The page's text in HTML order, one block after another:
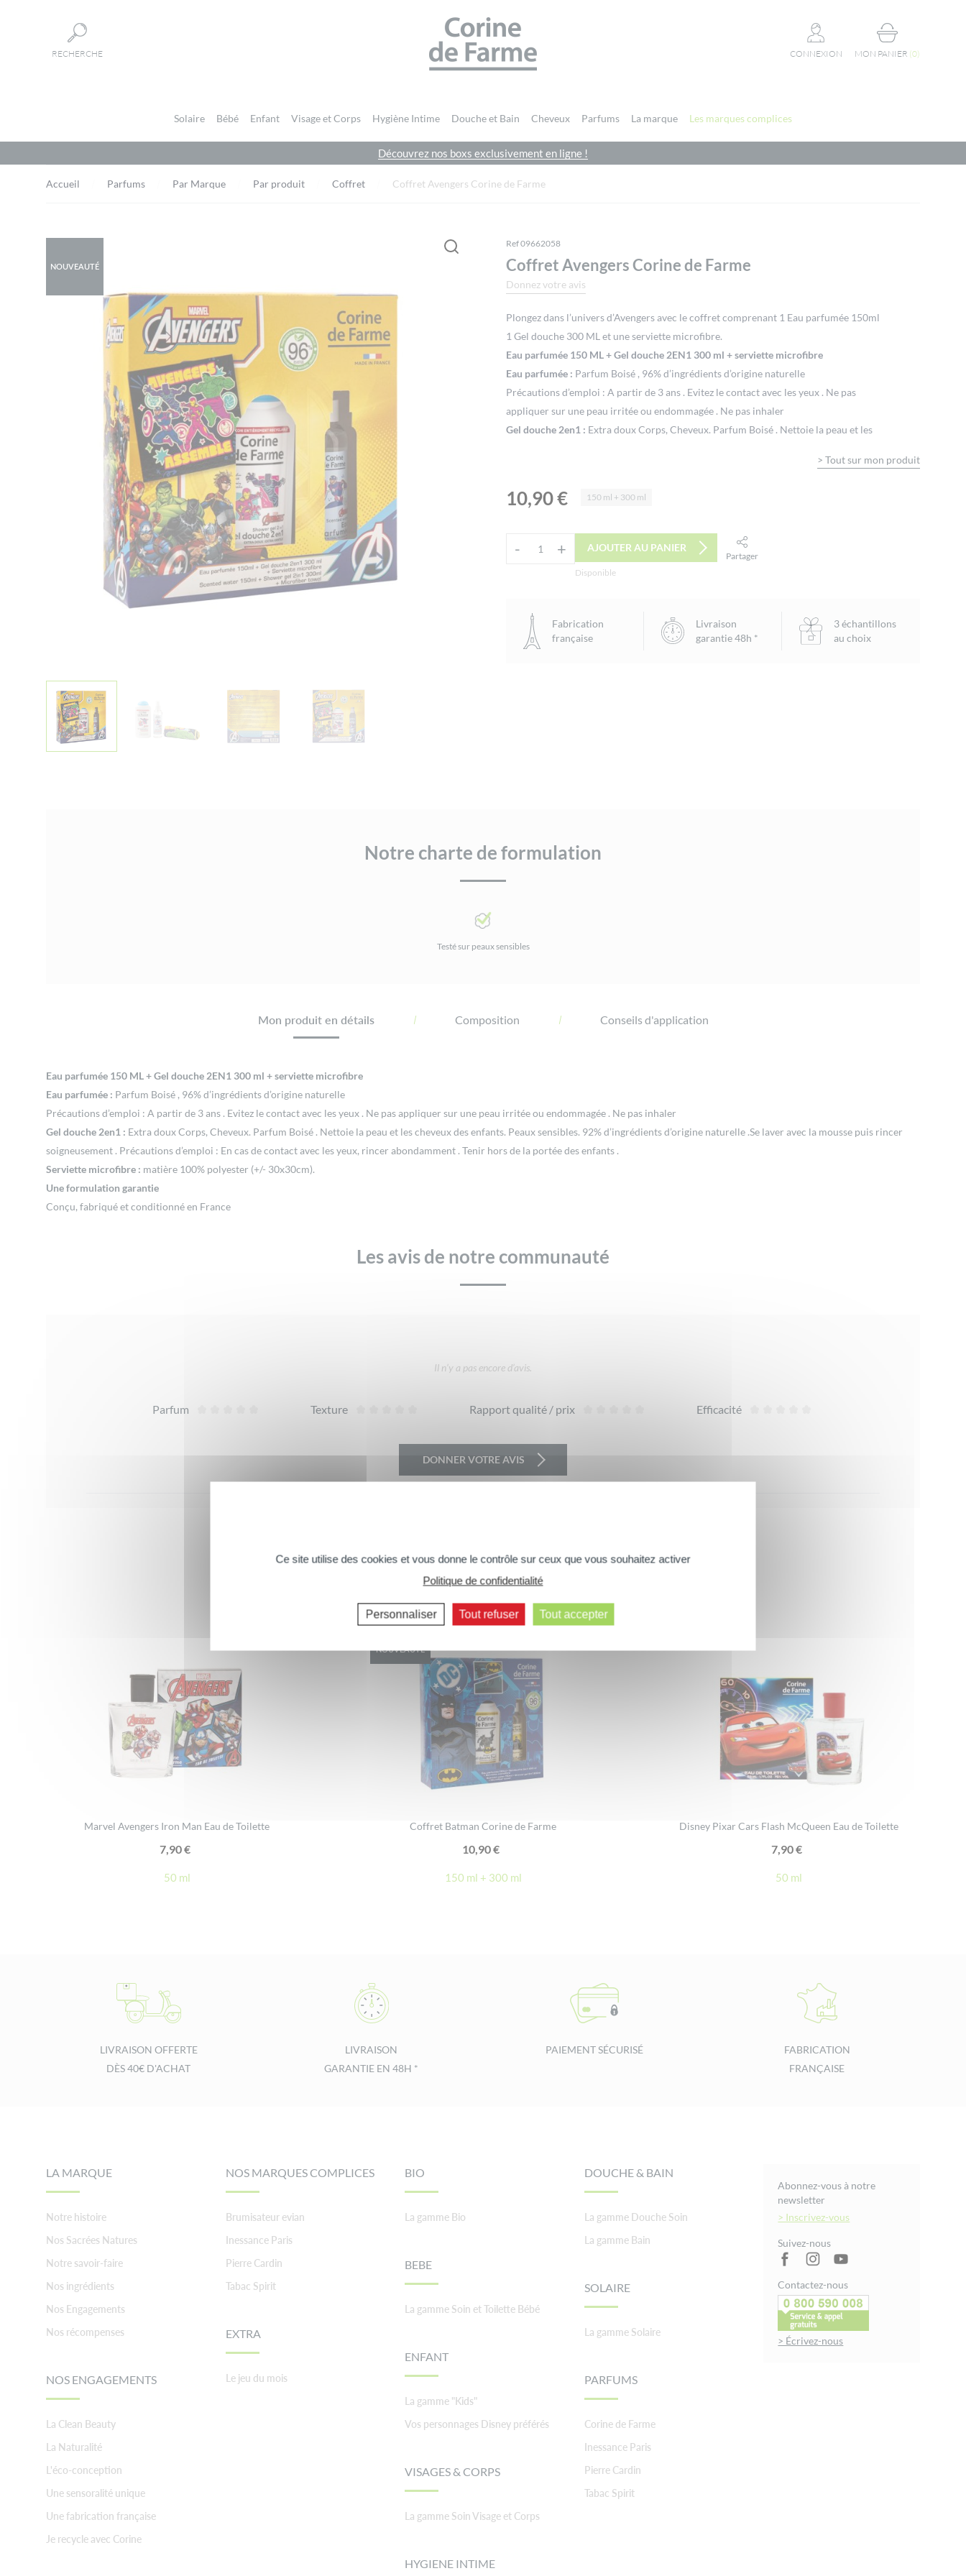
RECHERCHE
CORINE DE FARME SITE OFFICIEL
CONNEXION MON PANIER (0)
Solaire Bébé Enfant Visage et Corps Hygiène Intime Douche et Bain Cheveux Parfums La marque Les marques complices
Découvrez nos boxs exclusivement en ligne !
Accueil Parfums Par Marque Par produit Coffret Coffret Avengers Corine de Farme
NOUVEAUTÉ
Ref 09662058
Coffret Avengers Corine de Farme
Donnez votre avis
Plongez dans l’univers d’Avengers avec le coffret comprenant 1 Eau parfumée 150ml
1 Gel douche 300 ML et une serviette microfibre.
Eau parfumée 150 ML + Gel douche 2EN1 300 ml + serviette microfibre
Eau parfumée : Parfum Boisé , 96% d’ingrédients d’origine naturelle
Précautions d’emploi : A partir de 3 ans . Evitez le contact avec les yeux . Ne pas
appliquer sur une peau irritée ou endommagée . Ne pas inhaler
Gel douche 2en1 : Extra doux Corps, Cheveux. Parfum Boisé . Nettoie la peau et les
avec la mousse puis rincer soigneusement . Précautions d’emploi : En cas de contact
Serviette microfibre : matière 100% polyester (+/- 30x30cm).
> Tout sur mon produit
10,90€ 150 ml + 300 ml
quantité
Corine
- + AJOUTER AU PANIER
Disponible
Partager
Fabrication
française
Livraison
garantie 48h *
3 échantillons
au choix
Notre charte de formulation
Testé sur peaux sensibles
Mon produit en détails Composition Conseils d'application
Eau parfumée 150 ML + Gel douche 2EN1 300 ml + serviette microfibre
Eau parfumée : Parfum Boisé , 96% d’ingrédients d’origine naturelle
Précautions d’emploi : A partir de 3 ans . Evitez le contact avec les yeux . Ne pas appliquer sur une peau irritée ou endommagée . Ne pas inhaler
Gel douche 2en1 : Extra doux Corps, Cheveux. Parfum Boisé . Nettoie la peau et les cheveux des enfants. Peaux sensibles. 92% d’ingrédients d’origine naturelle .Se laver avec la mousse puis rincer
soigneusement . Précautions d’emploi : En cas de contact avec les yeux, rincer abondamment . Tenir hors de la portée des enfants .
Serviette microfibre : matière 100% polyester (+/- 30x30cm).
Une formulation garantie
Conçu, fabriqué et conditionné en France
Les avis de notre communauté
Il n’y a pas encore d’avis.
Parfum Texture Rapport qualité / prix Efficacité
DONNER VOTRE AVIS
Commentaires suivants >>
Vous aimerez peut-être aussi...
Marvel Avengers Iron Man Eau de Toilette
7,90€
50 ml
NOUVEAUTÉ
Coffret Batman Corine de Farme
10,90€
150 ml + 300 ml
Disney Pixar Cars Flash McQueen Eau de Toilette
7,90€
50 ml
LIVRAISON OFFERTE
DÈS 40€ D'ACHAT
LIVRAISON
GARANTIE EN 48H *
PAIEMENT SÉCURISÉ
FABRICATION
FRANÇAISE
LA MARQUE
Notre histoire
Nos Sacrées Natures
Notre savoir-faire
Nos ingrédients
Nos Engagements
Nos récompenses
NOS ENGAGEMENTS
La Clean Beauty
La Naturalité
L'éco-conception
Une sensoralité unique
Une fabrication française
Je recycle avec Corine
NOS MARQUES COMPLICES
Brumisateur evian
Inessance Paris
Pierre Cardin
Tabac Spirit
EXTRA
Le jeu du mois
BIO
La gamme Bio
BEBE
La gamme Soin et Toilette Bébé
ENFANT
La gamme "Kids"
Vos personnages Disney préférés
VISAGES & CORPS
La gamme Soin Visage et Corps
HYGIENE INTIME
DOUCHE & BAIN
La gamme Douche Soin
La gamme Bain
SOLAIRE
La gamme Solaire
PARFUMS
Corine de Farme
Inessance Paris
Pierre Cardin
Tabac Spirit
Abonnez-vous à notre
newsletter
> Inscrivez-vous
Suivez-nous
Contactez-nous
> Écrivez-nous
Ce site utilise des cookies et vous donne le contrôle sur ceux que vous souhaitez activer
Politique de confidentialité
Personnaliser Tout refuser Tout accepter